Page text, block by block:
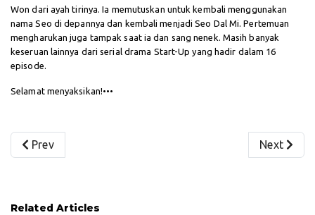
Won dari ayah tirinya. Ia memutuskan untuk kembali menggunakan
nama Seo di depannya dan kembali menjadi Seo Dal Mi. Pertemuan
mengharukan juga tampak saat ia dan sang nenek. Masih banyak
keseruan lainnya dari serial drama Start-Up yang hadir dalam 16
episode.
Selamat menyaksikan!•••
Previous article: Forest App: Meningkatkan Fokus dan
Prev Next
Next
Related Articles